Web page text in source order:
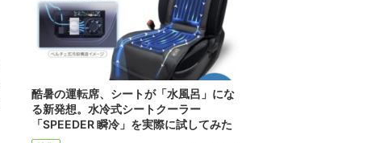
酷暑の運転席、シートが「水風呂」にな
る新発想。水冷式シートクーラー
「SPEEDER 瞬冷」を実際に試してみた